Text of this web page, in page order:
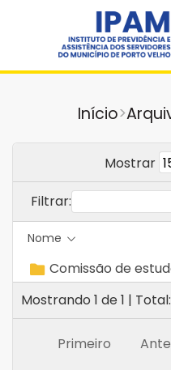
Início>
Mostrar
Filtrar:
Nome
Comissão de
Mostrando 1 de 1 |
Primeiro